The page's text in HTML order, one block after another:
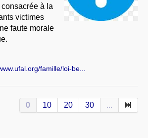
à la
victimes
faute morale
famille/loi-be...
0 10 20 30 ...